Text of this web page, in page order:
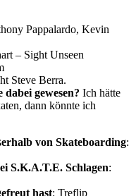
Pappalardo, Kevin
– Sight Unseen
Steve Berra.
gewesen? Ich hätte
dann könnte ich
von Skateboarding:
S.K.A.T.E. Schlagen:
hast: Treflip